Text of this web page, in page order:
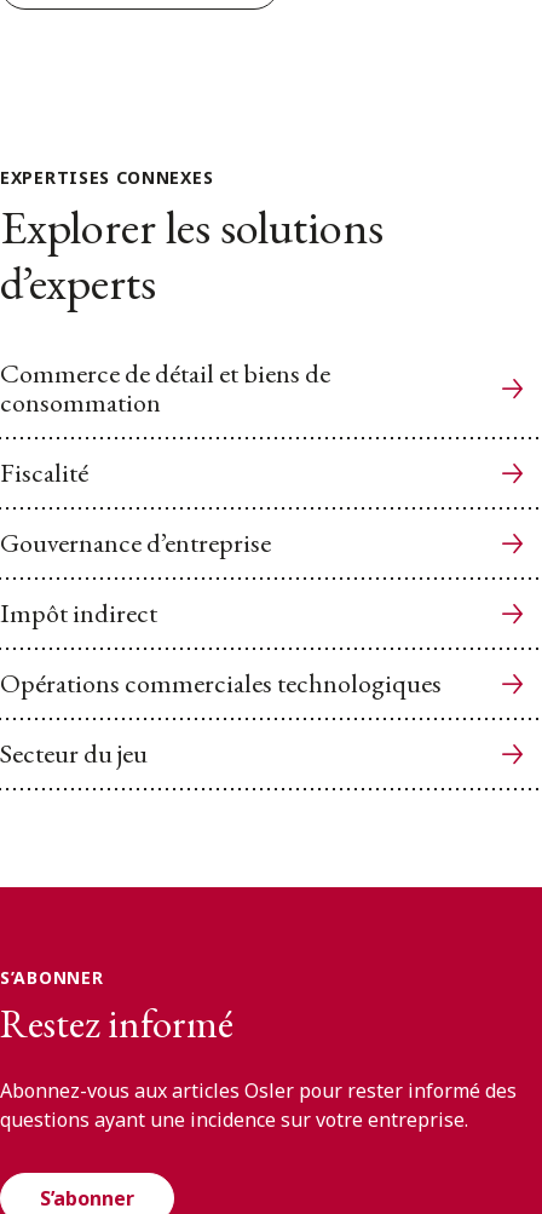
EXPERTISES CONNEXES
Explorer les solutions
d’experts
Commerce de détail et biens de
consommation
Fiscalité
Gouvernance d’entreprise
Impôt indirect
Opérations commerciales technologiques
Secteur du jeu
S’ABONNER
Restez informé
Abonnez-vous aux articles Osler pour rester informé des
questions ayant une incidence sur votre entreprise.
S’abonner